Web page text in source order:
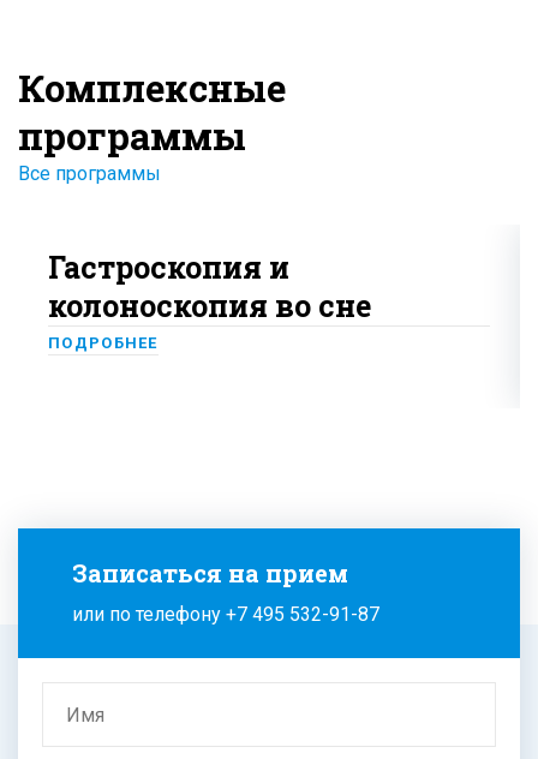
Комплексные
программы
Все программы
Гастроскопия и
колоноскопия во сне
ПОДРОБНЕЕ
Записаться на прием
или по телефону +7 495 532-91-87
Имя